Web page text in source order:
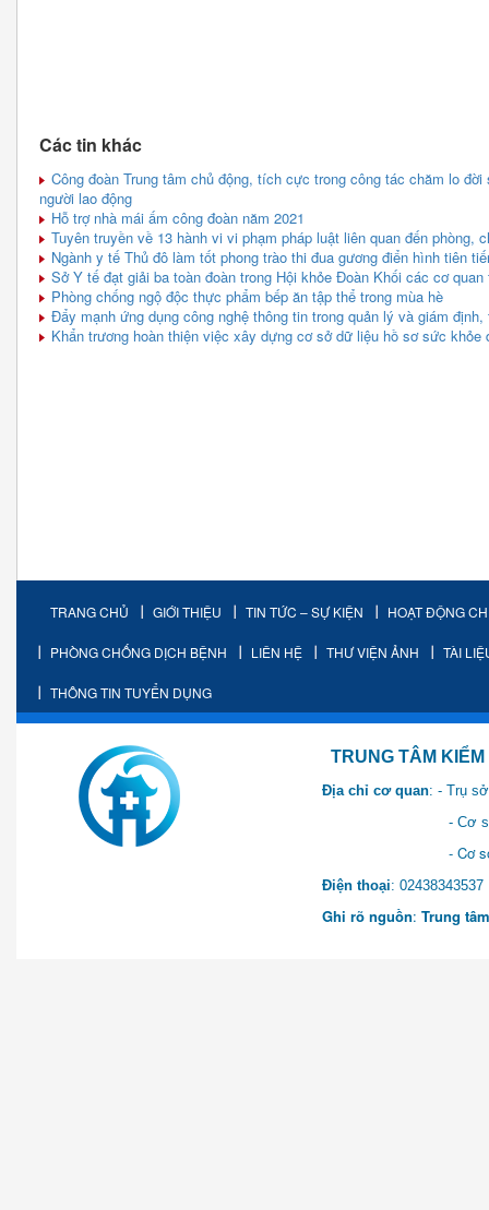
Các tin khác
Công đoàn Trung tâm chủ động, tích cực trong công tác chăm lo
người lao động
Hỗ trợ nhà mái ấm công đoàn năm 2021
Tuyên truyền về 13 hành vi vi phạm pháp luật liên quan đến phòng,
Ngành y tế Thủ đô làm tốt phong trào thi đua gương điển hình tiên
Sở Y tế đạt giải ba toàn đoàn trong Hội khỏe Đoàn Khối các cơ quan
Phòng chống ngộ độc thực phẩm bếp ăn tập thể trong mùa hè
Đẩy mạnh ứng dụng công nghệ thông tin trong quản lý và giám
Khẩn trương hoàn thiện việc xây dựng cơ sở dữ liệu hồ sơ sức khỏe
TRANG CHỦ GIỚI THIỆU TIN TỨC – SỰ KIỆN HOẠT ĐỘNG
PHÒNG CHỐNG DỊCH BỆNH LIÊN HỆ THƯ VIỆN ẢNH TÀI
THÔNG TIN TUYỂN DỤNG
TRUNG TÂM KIỂM SOÁT
Địa chỉ cơ quan: - Trụ
- Cơ sở 2: Khu Hành
- Cơ sở 3: Số 1 Ngõ 2
Điện thoại:
Ghi rõ nguồn: Trung